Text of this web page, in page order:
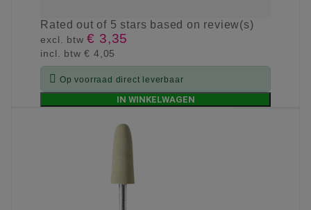
Ratedout of 5 stars based on review(s)
excl. btw€ 3,35
incl. btw€ 4,05
 Op voorraad direct leverbaar
IN WINKELWAGEN